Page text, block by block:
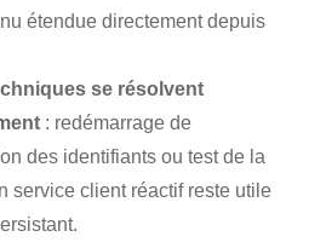
étendue directement depuis
se résolvent
: redémarrage de
des identifiants ou test de la
service client réactif reste utile